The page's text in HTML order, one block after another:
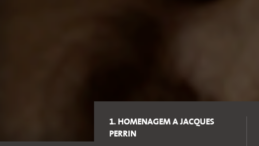
1. HOMENAGEM A JACQUES
PERRIN